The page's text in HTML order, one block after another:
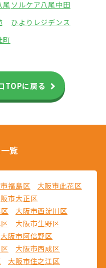
尾 ソルケア八尾中田
ひよりレジデンス
町
TOPに戻る
覧
福島区
大阪市此花区
市大正区
大阪市西淀川区
大阪市生野区
大阪市阿倍野区
大阪市西成区
大阪市住之江区